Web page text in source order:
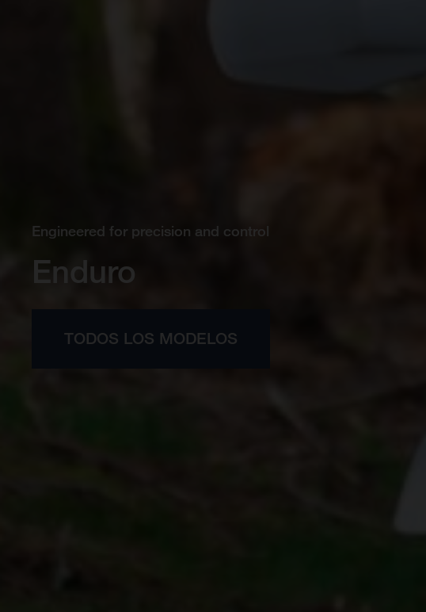
Engineered for precision and control
Enduro
TODOS LOS MODELOS